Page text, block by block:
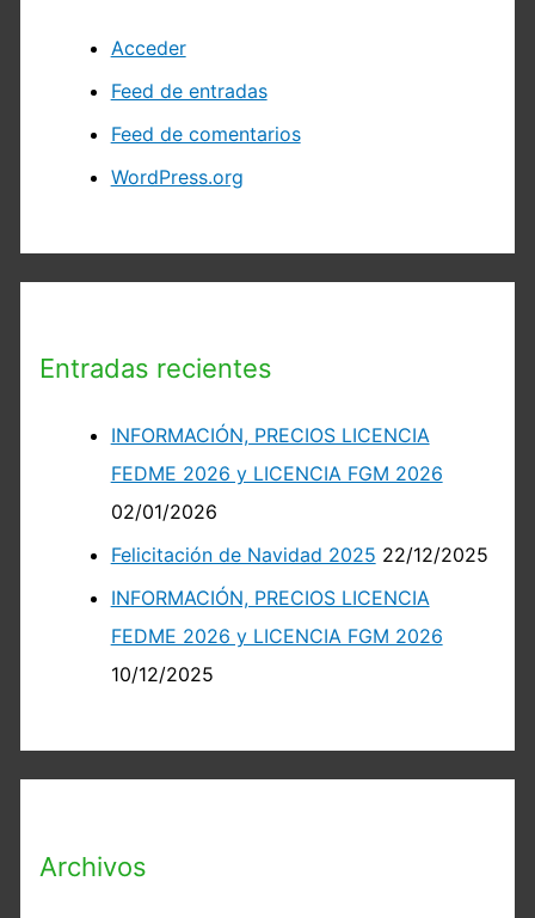
Acceder
Feed de entradas
Feed de comentarios
WordPress.org
Entradas recientes
INFORMACIÓN, PRECIOS LICENCIA
FEDME 2026 y LICENCIA FGM 2026
02/01/2026
Felicitación de Navidad 2025 22/12/2025
INFORMACIÓN, PRECIOS LICENCIA
FEDME 2026 y LICENCIA FGM 2026
10/12/2025
Archivos